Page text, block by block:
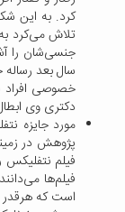
کرد. به این
تلاش می‌کرد
سال بعد
خصوصی افراد
دکتری وی
مورد جایزه
پژوهش در
فیلم نتفلیکس
فیلم‌ها
است که هرقدر